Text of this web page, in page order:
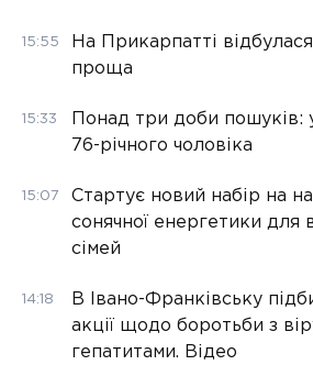
15:55
На Прикарпатті
проща
15:33
Понад три доби пошуків:
76-річного чоловіка
15:07
Стартує новий набір на
сонячної енергетики для
сімей
14:18
В Івано-Франківську
акції щодо боротьби з
гепатитами. Відео